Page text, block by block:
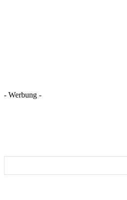
- Werbung -